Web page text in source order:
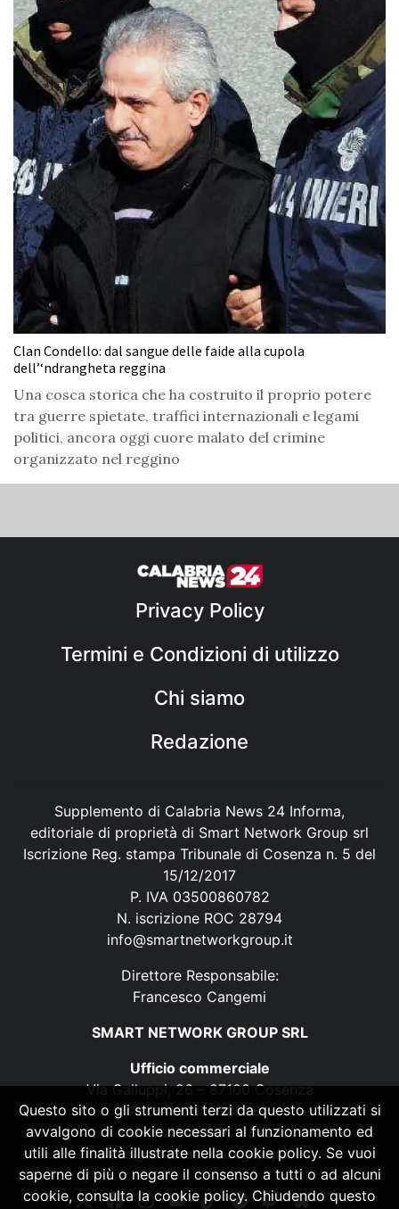
Clan Condello: dal sangue delle faide alla cupola
dell’‘ndrangheta reggina
Una cosca storica che ha costruito il proprio potere
tra guerre spietate, traffici internazionali e legami
politici, ancora oggi cuore malato del crimine
organizzato nel reggino
Privacy Policy
Termini e Condizioni di utilizzo
Chi siamo
Redazione
Supplemento di Calabria News 24 Informa,
editoriale di proprietà di Smart Network Group srl
Iscrizione Reg. stampa Tribunale di Cosenza n. 5 del
15/12/2017
P. IVA 03500860782
N. iscrizione ROC 28794
info@smartnetworkgroup.it
Direttore Responsabile:
Francesco Cangemi
SMART NETWORK GROUP SRL
Ufficio commerciale
Via Galluppi, 26 – 87100 Cosenza
P. IVA 03500860782
N. iscrizione ROC 28794
info@smartnetworkgroup.it
Questo sito o gli strumenti terzi da questo utilizzati si
avvalgono di cookie necessari al funzionamento ed
utili alle finalità illustrate nella cookie policy. Se vuoi
saperne di più o negare il consenso a tutti o ad alcuni
cookie, consulta la cookie policy. Chiudendo questo